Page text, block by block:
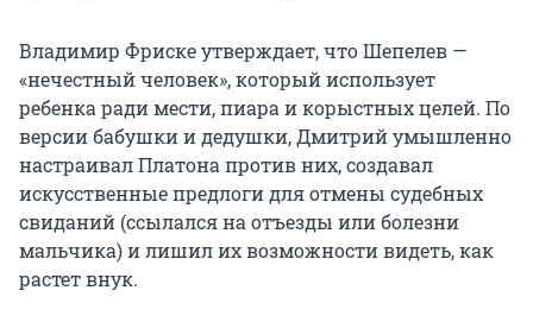
Владимир Фриске утверждает, что Шепелев —
«нечестный человек», который использует
ребенка ради мести, пиара и корыстных целей. По
версии бабушки и дедушки, Дмитрий умышленно
настраивал Платона против них, создавал
искусственные предлоги для отмены судебных
свиданий (ссылался на отъезды или болезни
мальчика) и лишил их возможности видеть, как
растет внук.